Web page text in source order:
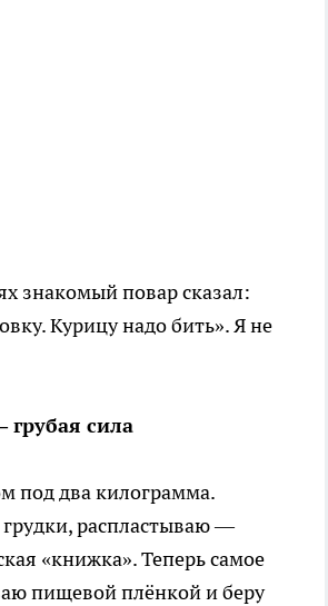
знакомый повар сказал:
Курицу надо бить». Я не
сила
под два килограмма.
распластываю —
«книжка». Теперь самое
пищевой плёнкой и беру